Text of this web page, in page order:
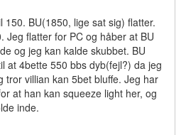
150. BU(1850, lige sat sig) flatter.
Jeg flatter for PC og håber at BU
og jeg kan kalde skubbet. BU
at 4bette 550 bbs dyb(fejl?) da jeg
tror villian kan 5bet bluffe. Jeg har
at han kan squeeze light her, og
inde.